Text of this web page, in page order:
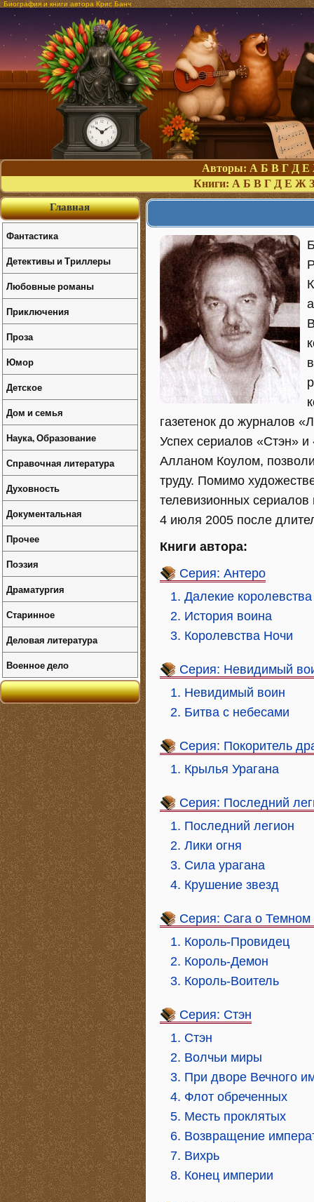
Биография и книги автора Крис Банч
Авторы: А Б В Г Д Е
Книги: А Б В Г Д Е Ж З
газетенок до журналов
Успех сериалов «Стэн»
Алланом Коулом,
труду. Помимо
телевизионных сериалов
4 июля 2005 после
Книги автора:
Серия: Антеро
1. Далекие королевства
2. История воина
3. Королевства Ночи
Серия: Невидимый
1. Невидимый воин
2. Битва с небесами
Серия: Покоритель
1. Крылья Урагана
Серия: Последний
1. Последний легион
2. Лики огня
3. Сила урагана
4. Крушение звезд
Серия: Сага о Темном
1. Король-Провидец
2. Король-Демон
3. Король-Воитель
Серия: Стэн
1. Стэн
2. Волчьи миры
3. При дворе Вечного
4. Флот обреченных
5. Месть проклятых
6. Возвращение
7. Вихрь
8. Конец империи
Главная
Фантастика
Детективы и Триллеры
Любовные романы
Приключения
Проза
Юмор
Детское
Дом и семья
Наука, Образование
Справочная литература
Духовность
Документальная
Прочее
Поэзия
Драматургия
Старинное
Деловая литература
Военное дело